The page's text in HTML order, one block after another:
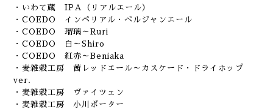
・いわて蔵 IPA（リアルエール）
・COEDO インペリアル・ベルジャンエール
・COEDO 瑠璃～Ruri
・COEDO 白～Shiro
・COEDO 紅赤～Beniaka
・麦雑穀工房 茜レッドエール～カスケード・ドライホップ
ver.
・麦雑穀工房 ヴァイツェン
・麦雑穀工房 小川ポーター